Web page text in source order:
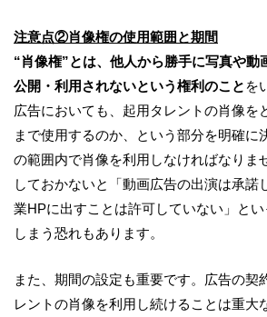
注意点②肖像権の使用範囲と期間
“肖像権”とは、他人から勝手に写真や動
公開・利用されないという権利のこと を
広告においても、起用タレントの肖像を
まで使用するのか、という部分を明確に
の範囲内で肖像を利用しなければなりま
しておかないと「動画広告の出演は承諾
業HPに出すことは許可していない」と
しまう恐れもあります。
また、期間の設定も重要です。広告の契
レントの肖像を利用し続けることは重大